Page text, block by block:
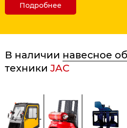
Подробнее
В наличии навесное
техники JAC